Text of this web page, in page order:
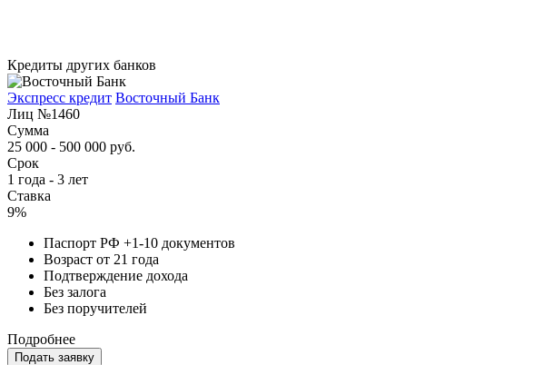
Кредиты других банков
Экспресс кредит Восточный Банк
Лиц №1460
Сумма
25 000 - 500 000 руб.
Срок
1 года - 3 лет
Ставка
9%
Паспорт РФ +1-10 документов
Возраст от 21 года
Подтверждение дохода
Без залога
Без поручителей
Подробнее
Подать заявку